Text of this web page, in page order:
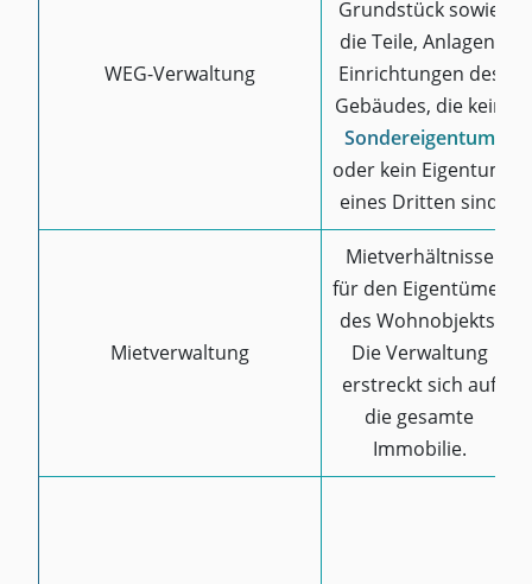
WEG-Verwaltung
Grundstück sowie
die Teile, Anlagen,
Einrichtungen des
Gebäudes, die kein
Sondereigentum
oder kein Eigentum
eines Dritten sind
Mietverwaltung
Mietverhältnisse
für den Eigentümer
des Wohnobjekts.
Die Verwaltung
erstreckt sich auf
die gesamte
Immobilie.